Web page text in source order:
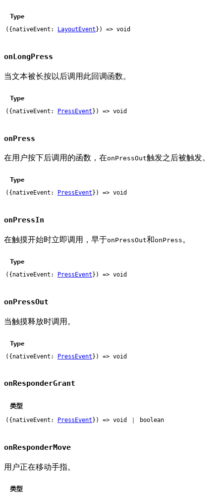
Type
({nativeEvent: LayoutEvent }) => void
onLongPress
当文本被长按以后调用此回调函数。
Type
({nativeEvent: PressEvent}) => void
onPress
在用户按下后调用的函数，在onPressOut触发之后被触发。
Type
({nativeEvent: PressEvent }) => void
onPressIn
在触摸开始时立即调用，早于onPressOut和onPress。
Type
({nativeEvent: PressEvent }) => void
onPressOut
当触摸释放时调用。
Type
({nativeEvent: PressEvent}) => void
onResponderGrant
类型
({nativeEvent: PressEvent }) => void ｜ boolean
onResponderMove
用户正在移动手指。
类型